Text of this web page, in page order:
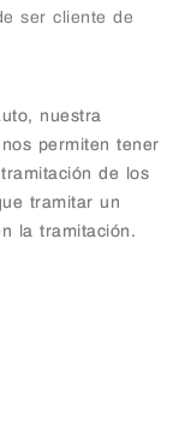
ser cliente de
nuestra
permiten tener
de los
tramitar un
la tramitación.